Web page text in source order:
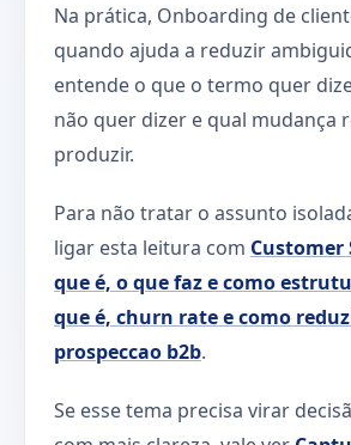
Na prática, Onboarding de
quando ajuda a reduzir
entende o que o termo quer
não quer dizer e qual mudança
produzir.
Para não tratar o assunto
ligar esta leitura com Customer
que é, o que faz e como
que é, churn rate e como
prospeccao b2b.
Se esse tema precisa virar